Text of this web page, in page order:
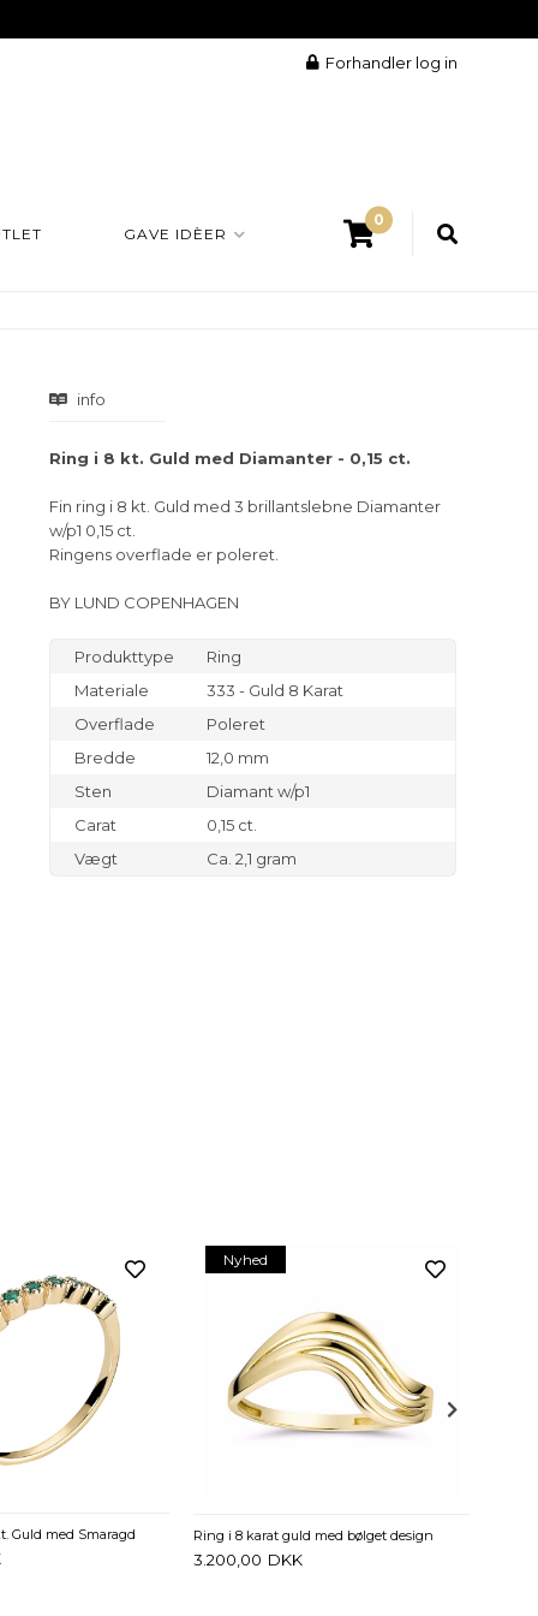
Forhandler log in
GAVE IDÈER
0
info
Ring i 8 kt. Guld med Diamanter - 0,15 ct.
Fin ring i 8 kt. Guld med 3 brillantslebne Diamanter
w/p1 0,15 ct.
Ringens overflade er poleret.
BY LUND COPENHAGEN
Produkttype
Ring
Materiale
333 - Guld 8 Karat
Overflade
Poleret
Bredde
12,0 mm
Sten
Diamant w/p1
Carat
0,15 ct.
Vægt
Ca. 2,1 gram
Guld med Smaragd
Nyhed
Ring i 8 karat guld med bølget design
3.200,00 DKK